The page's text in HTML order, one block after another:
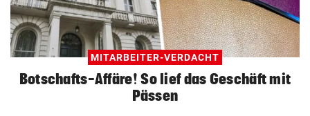
MITARBEITER-VERDACHT
Botschafts-Affäre! So lief das Geschäft mit
Pässen